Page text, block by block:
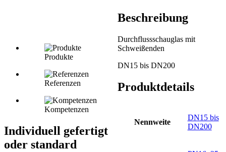
Beschreibung
Durchflussschauglas mit
Schweißenden
DN15 bis DN200
Produktdetails
Nennweite
DN15 bis
DN200
Produkte
Referenzen
Kompetenzen
Individuell gefertigt
oder standard